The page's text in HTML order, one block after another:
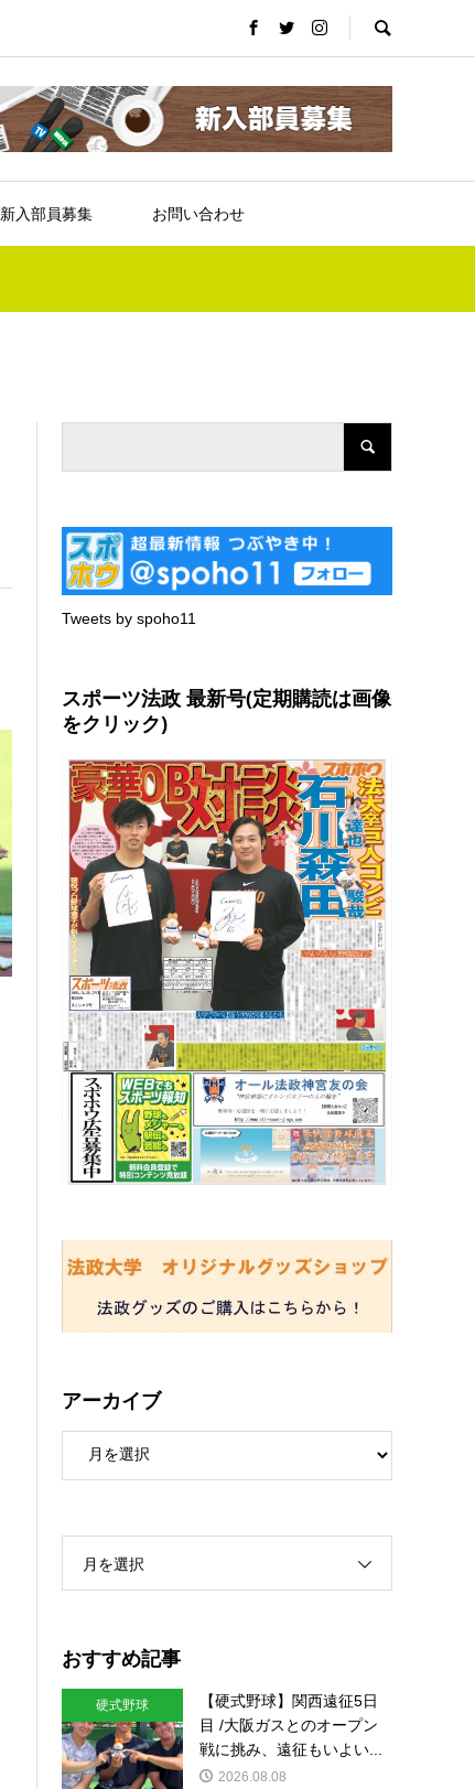
新入部員募集 お問い合わせ
Tweets by spoho11
スポーツ法政 最新号(定期購読は画像
をクリック)
アーカイブ
月を選択
おすすめ記事
硬式野球
【硬式野球】関西遠征5日
目 /大阪ガスとのオープン
戦に挑み、遠征もいよい...
2026.08.08